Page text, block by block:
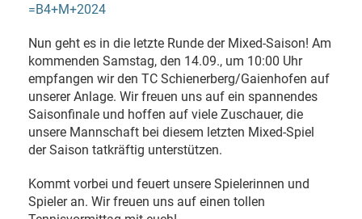
=B4+M+2024
Nun geht es in die letzte Runde der Mixed-Saison! Am
kommenden Samstag, den 14.09., um 10:00 Uhr
empfangen wir den TC Schienerberg/Gaienhofen auf
unserer Anlage. Wir freuen uns auf ein spannendes
Saisonfinale und hoffen auf viele Zuschauer, die
unsere Mannschaft bei diesem letzten Mixed-Spiel
der Saison tatkräftig unterstützen.
Kommt vorbei und feuert unsere Spielerinnen und
Spieler an. Wir freuen uns auf einen tollen